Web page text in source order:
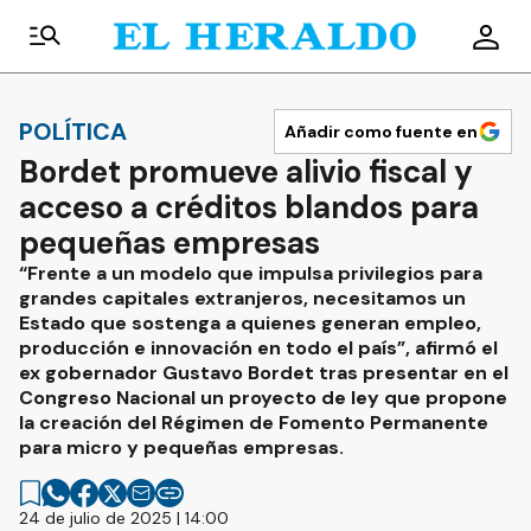
POLÍTICA Añadir como fuente en
Bordet promueve alivio fiscal y
acceso a créditos blandos para
pequeñas empresas
“Frente a un modelo que impulsa privilegios para
grandes capitales extranjeros, necesitamos un
Estado que sostenga a quienes generan empleo,
producción e innovación en todo el país”, afirmó el
ex gobernador Gustavo Bordet tras presentar en el
Congreso Nacional un proyecto de ley que propone
la creación del Régimen de Fomento Permanente
para micro y pequeñas empresas.
24 de julio de 2025 | 14:00